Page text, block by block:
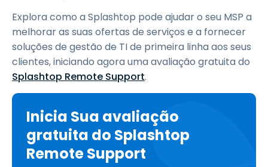
Explora como a Splashtop pode ajudar o seu MSP a
melhorar as suas ofertas de serviços e a fornecer
soluções de gestão de TI de primeira linha aos seus
clientes, iniciando agora uma avaliação gratuita do
Splashtop Remote Support.
Inicia Sua avaliação
gratuita do Splashtop
Remote Support